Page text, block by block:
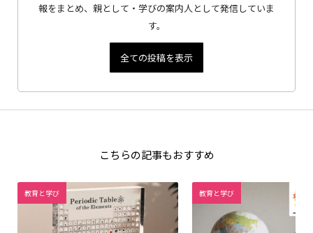
報をまとめ、親として・学びの案内人として発信していま
す。
全ての投稿を表示
こちらの記事もおすすめ
教育と学び 教育と学び